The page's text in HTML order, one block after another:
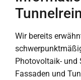
Wir bereits
Photovoltaik- und
Fassaden und